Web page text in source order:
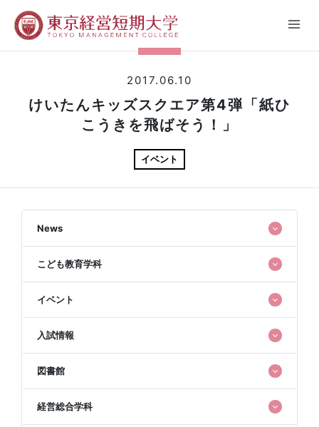
2017.06.10
けいたんキッズスクエア第4弾「紙ひ
こうきを飛ばそう！」
イベント
News
こども教育学科
イベント
入試情報
図書館
経営総合学科